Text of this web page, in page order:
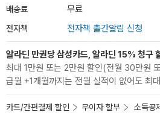
배송료 무료
전자책 전자책 출간알림 신청
알라딘 만권당 삼성카드, 알라딘 15% 청구
최대 1만원 또는 2만원 할인(전월 30만원
급월 +1개월까지는 전월 실적이 없어도 최
카드/간편결제 할인 무이자 할부 소득공